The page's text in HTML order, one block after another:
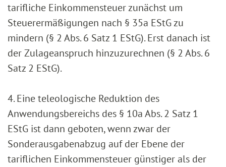
tarifliche Einkommensteuer zunächst um
Steuerermäßigungen nach § 35a EStG zu
mindern (§ 2 Abs. 6 Satz 1 EStG). Erst danach ist
der Zulageanspruch hinzuzurechnen (§ 2 Abs. 6
Satz 2 EStG).
4. Eine teleologische Reduktion des
Anwendungsbereichs des § 10a Abs. 2 Satz 1
EStG ist dann geboten, wenn zwar der
Sonderausgabenabzug auf der Ebene der
tariflichen Einkommensteuer günstiger als der